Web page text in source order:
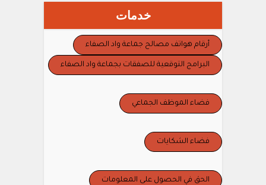
خدمات
أرقام هواتف مصالح جماعة واد الصفاء
البرامج التوقعية للصفقات بجماعة واد الصفاء
فضاء الموظف الجماعي
فضاء الشكايات
الحق في الحصول على المعلومات